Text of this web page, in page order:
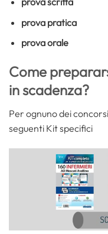
prova pratica
prova orale
Come
in scadenza?
Per ognuno dei
seguenti Kit specifici